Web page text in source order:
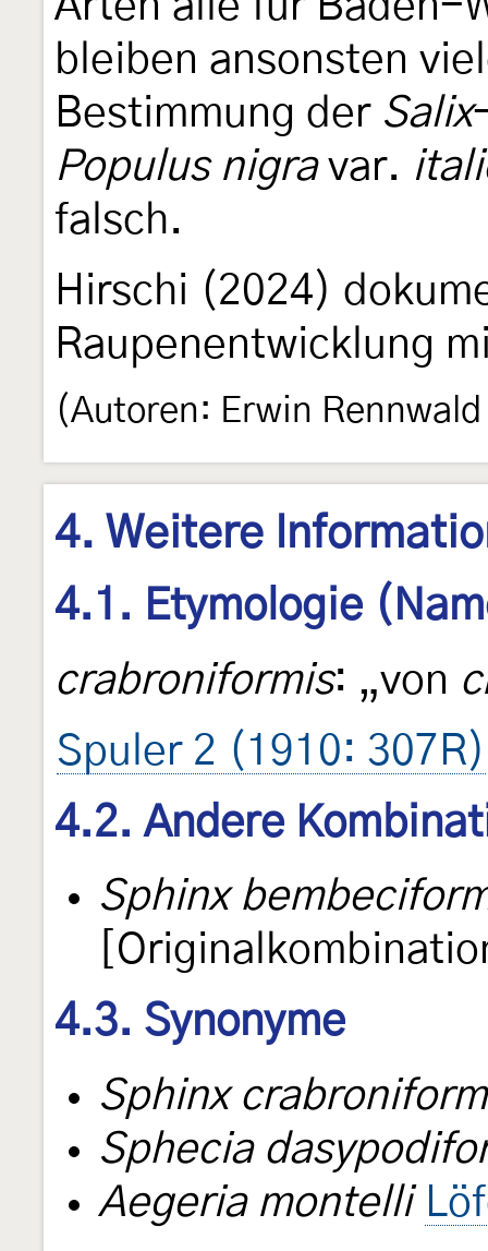
bleiben ansonsten
Bestimmung der Salix
Populus nigravar.
falsch.
Hirschi (2024)
Raupenentwicklung
(Autoren: Erwin
4. Weitere
4.1. Etymologie
crabroniformis: „von
Spuler 2 (1910: 307R)
4.2. Andere
Sphinx
4.3. Synonyme
Sphinx
Sphecia
Aegeria montelli